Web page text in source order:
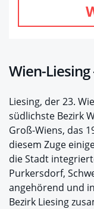
Wien-
Liesing, der 23.
südlichste Bezirk
Groß-Wiens, das
diesem Zuge
die Stadt
Purkersdorf,
angehörend und
Bezirk Liesing